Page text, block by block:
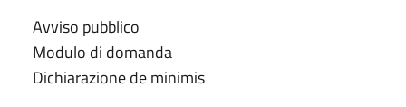
Avviso pubblico
Modulo di domanda
Dichiarazione de minimis